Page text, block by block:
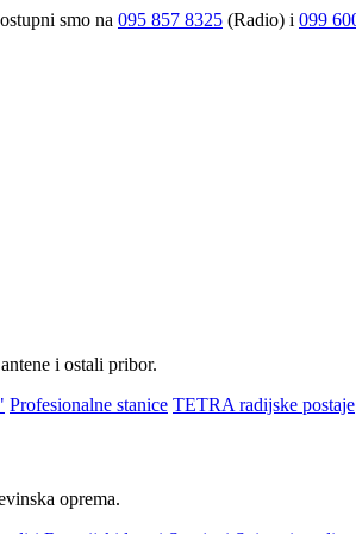
smo na 095 857 8325 (Radio) i 099
i ostali pribor.
Profesionalne stanice TETRA radijske postaje
oprema.